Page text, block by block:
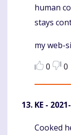
human
stays
my web-
0
0
KE -
Cooked